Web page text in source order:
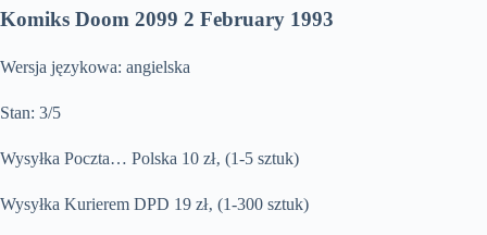
Komiks Doom 2099 2 February 1993
Wersja językowa: angielska
Stan: 3/5
Wysyłka Poczta… Polska 10 zł‚ (1-5 sztuk)
Wysyłka Kurierem DPD 19 zł‚ (1-300 sztuk)